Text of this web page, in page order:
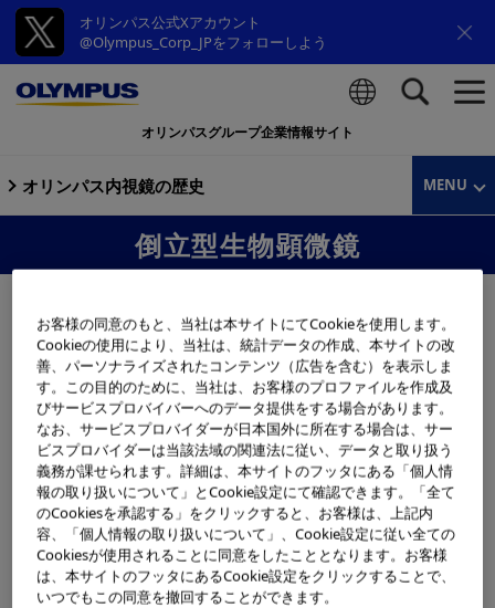
オリンパス公式Xアカウント
@Olympus_Corp_JPをフォローしよう
オリンパスグループ企業情報サイト
オリンパス内視鏡の歴史 MENU
倒立型生物顕微鏡
お客様の同意のもと、当社は本サイトにてCookieを使用します。
Cookieの使用により、当社は、統計データの作成、本サイトの改
善、パーソナライズされたコンテンツ（広告を含む）を表示しま
す。この目的のために、当社は、お客様のプロファイルを作成及
びサービスプロバイバーへのデータ提供をする場合があります。
なお、サービスプロバイダーが日本国外に所在する場合は、サー
ビスプロバイダーは当該法域の関連法に従い、データと取り扱う
義務が課せられます。詳細は、本サイトのフッタにある「個人情
報の取り扱いについて」とCookie設定にて確認できます。「全て
のCookiesを承認する」をクリックすると、お客様は、上記内
容、「個人情報の取り扱いについて」、Cookie設定に従い全ての
Cookiesが使用されることに同意をしたこととなります。お客様
は、本サイトのフッタにあるCookie設定をクリックすることで、
いつでもこの同意を撤回することができます。